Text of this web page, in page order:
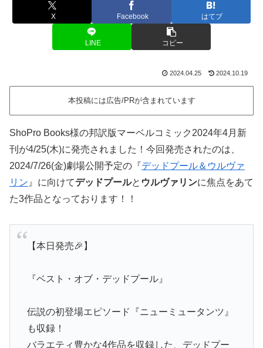
X Facebook はてブ
LINE コピー
2024.04.25 2024.10.19
本投稿には広告/PRが含まれています
ShoPro Books様の邦訳版マーベルコミック2024年4月新
刊が4/25(木)に発売されました！今回発売されたのは、
2024/7/26(金)劇場公開予定の『デッドプール＆ウルヴァ
リン 』に向けてデッドプールと ウルヴァリンに焦点をあて
た3作品となっております！！
【本日発売🎉】
『ベスト・オブ・デッドプール』
伝説の初登場エピソード『ニューミュータンツ』
も収録！
バラエティ豊かな4作品を収録した、デッドプー